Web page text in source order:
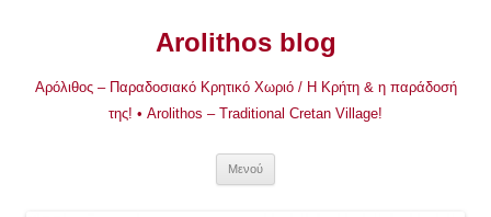
Arolithos blog
Αρόλιθος – Παραδοσιακό Κρητικό Χωριό / Η Κρήτη & η παράδοσή
της! • Arolithos – Traditional Cretan Village!
Μενού